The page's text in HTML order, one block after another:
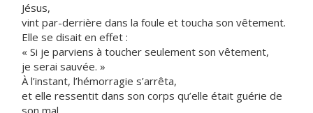
Jésus,
vint par-derrière dans la foule et toucha son vêtement.
Elle se disait en effet :
« Si je parviens à toucher seulement son vêtement,
je serai sauvée. »
À l’instant, l’hémorragie s’arrêta,
et elle ressentit dans son corps qu’elle était guérie de
son mal.